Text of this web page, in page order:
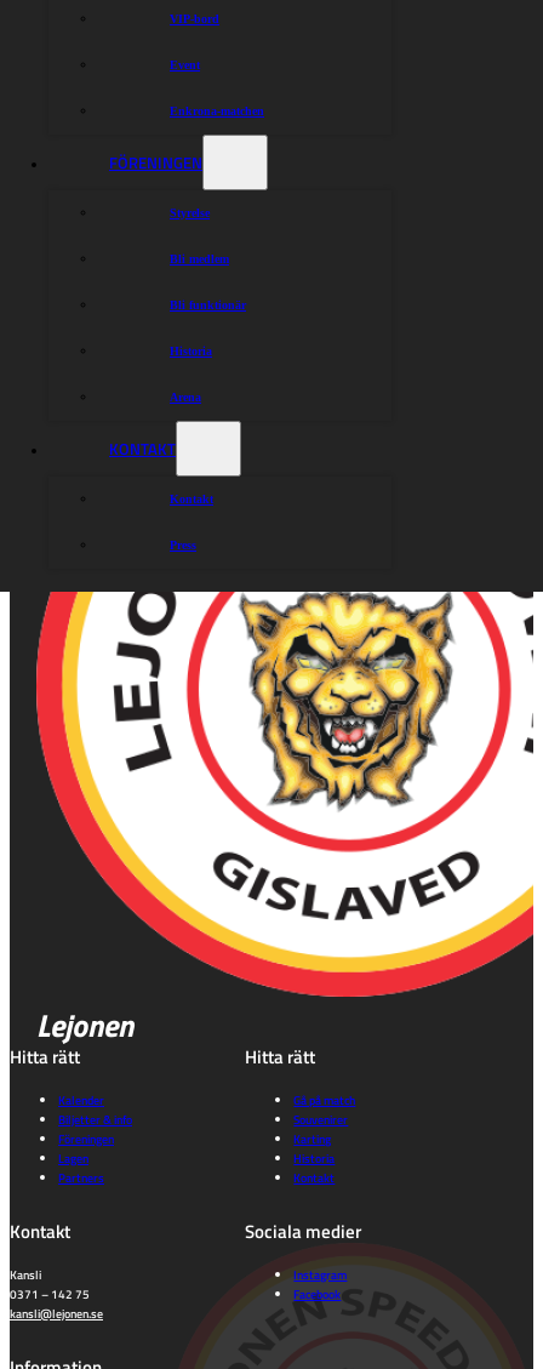
VIP-bord
Event
Enkrona-matchen
FÖRENINGEN
Styrelse
Bli medlem
Bli funktionär
Historia
Arena
KONTAKT
Kontakt
Press
Lejonen
Hitta rätt
Kalender
Biljetter & info
Föreningen
Lagen
Partners
Hitta rätt
Gå på match
Souvenirer
Karting
Historia
Kontakt
Kontakt
Kansli
0371 – 142 75
kansli@lejonen.se
Sociala medier
Instagram
Facebook